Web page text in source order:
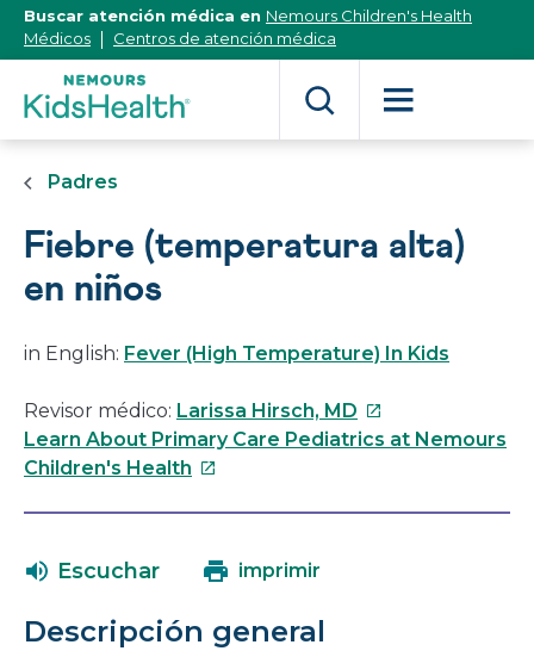
[Skip
Content]
Buscar atención médica en Nemours Children's Health
Médicos
Centros de atención médica
Padres
Fiebre (temperatura alta)
en niños
in English: Fever (High Temperature) In Kids
Revisor médico: Larissa Hirsch, MD Este
enlace
Learn About Primary Care Pediatrics at Nemours
Children's Health Este
en
nueva
Escuchar imprimir
Descripción general